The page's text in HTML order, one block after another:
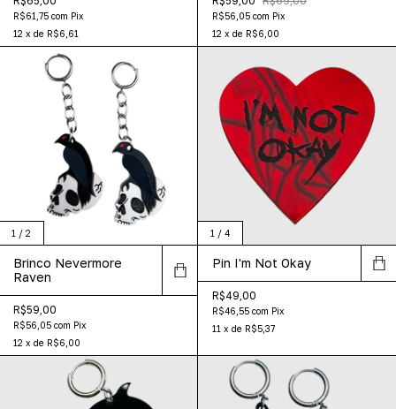
R$61,75 com Pix
12 x de R$6,61
R$56,05 com Pix
12 x de R$6,00
1 / 2
Brinco Nevermore
Raven
R$59,00
R$56,05 com Pix
12 x de R$6,00
1 / 4
Pin I'm Not Okay
R$49,00
R$46,55 com Pix
11 x de R$5,37